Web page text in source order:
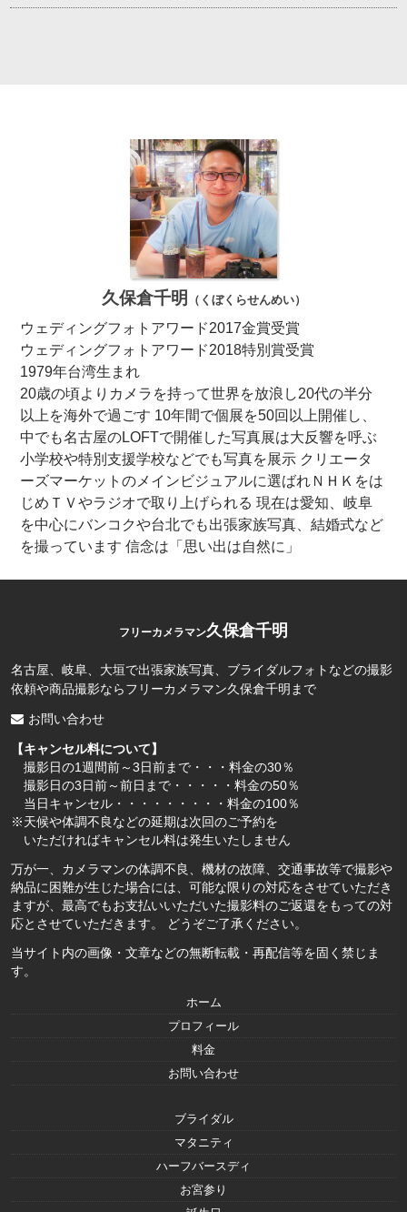
久保倉千明 （くぼくらせんめい）
ウェディングフォトアワード2017金賞受賞
ウェディングフォトアワード2018特別賞受賞
1979年台湾生まれ
20歳の頃よりカメラを持って世界を放浪し20代の半分
以上を海外で過ごす 10年間で個展を50回以上開催し、
中でも名古屋のLOFTで開催した写真展は大反響を呼ぶ
小学校や特別支援学校などでも写真を展示 クリエータ
ーズマーケットのメインビジュアルに選ばれＮＨＫをは
じめＴＶやラジオで取り上げられる 現在は愛知、岐阜
を中心にバンコクや台北でも出張家族写真、結婚式など
を撮っています 信念は「思い出は自然に」
フリーカメラマン久保倉千明
名古屋、岐阜、大垣で出張家族写真、ブライダルフォトなどの撮影
依頼や商品撮影ならフリーカメラマン久保倉千明まで
お問い合わせ
【キャンセル料について】
撮影日の1週間前～3日前まで・・・料金の30％
撮影日の3日前～前日まで・・・・・料金の50％
当日キャンセル・・・・・・・・・料金の100％
※天候や体調不良などの延期は次回のご予約を
いただければキャンセル料は発生いたしません
万が一、カメラマンの体調不良、機材の故障、交通事故等で撮影や
納品に困難が生じた場合には、可能な限りの対応をさせていただき
ますが、最高でもお支払いいただいた撮影料のご返還をもっての対
応とさせていただきます。 どうぞご了承ください。
当サイト内の画像・文章などの無断転載・再配信等を固く禁じま
す。
ホーム
プロフィール
料金
お問い合わせ
ブライダル
マタニティ
ハーフバースディ
お宮参り